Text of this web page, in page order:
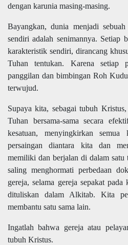
dengan karunia masing-masing.
Bayangkan, dunia menjadi
sendiri adalah senimannya. Setiap
karakteristik sendiri, dirancang
Tuhan tentukan. Karena setiap
panggilan dan bimbingan Roh
terwujud.
Supaya kita, sebagai tubuh
Tuhan bersama-sama secara
kesatuan, menyingkirkan
persaingan diantara kita dan
memiliki dan berjalan di dalam
saling menghormati perbedaan
gereja, selama gereja sepakat
dituliskan dalam Alkitab. Kita
membantu satu sama lain.
Ingatlah bahwa gereja atau
tubuh Kristus.